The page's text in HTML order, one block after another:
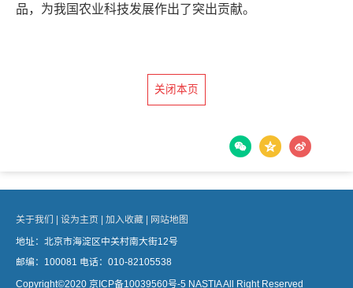
品，为我国农业科技发展作出了突出贡献。
关闭本页
关于我们 | 设为主页 | 加入收藏 | 网站地图
地址：北京市海淀区中关村南大街12号
邮编：100081 电话：010-82105538
Copyright©2020 京ICP备10039560号-5 NASTIA All Right Reserved